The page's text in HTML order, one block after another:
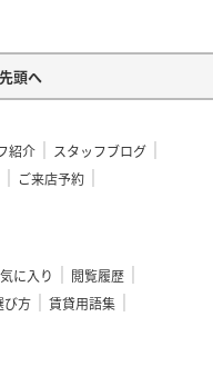
頭へ
紹介
スタッフブログ
ご来店予約
に入り
閲覧履歴
び方
賃貸用語集